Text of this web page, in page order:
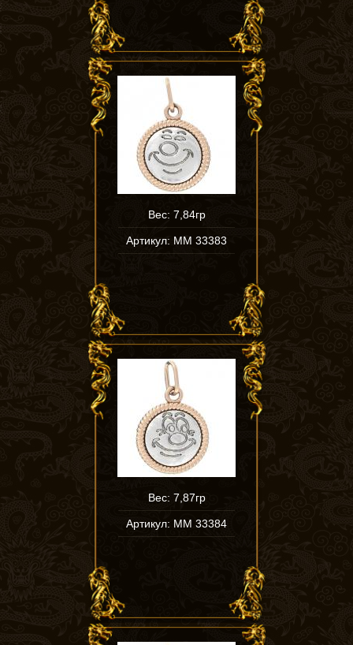
Вес: 7,84гр
Артикул: ММ 33383
Вес: 7,87гр
Артикул: ММ 33384